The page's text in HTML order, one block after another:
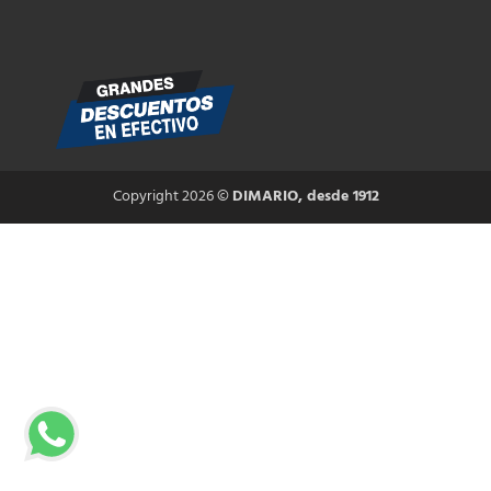
Copyright 2026 ©DIMARIO, desde 1912